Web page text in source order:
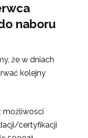
naboru
że w dniach
kolejny
możliwości
certyfikacji